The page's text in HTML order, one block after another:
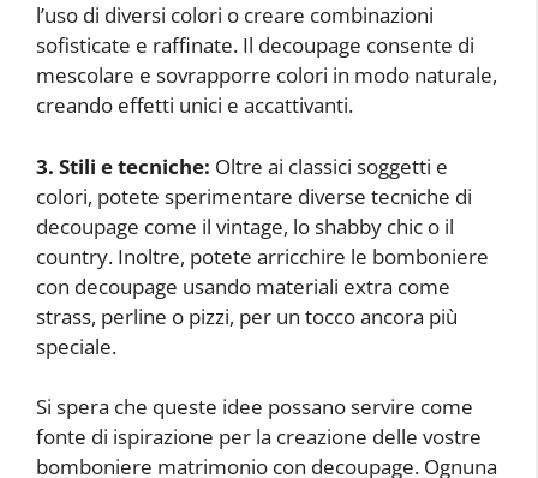
l’uso di diversi colori o creare combinazioni
sofisticate e raffinate. Il decoupage consente di
mescolare e sovrapporre colori in modo naturale,
creando effetti unici e accattivanti.
3. Stili e tecniche: Oltre ai classici soggetti e
colori, potete sperimentare diverse tecniche di
decoupage come il vintage, lo shabby chic o il
country. Inoltre, potete arricchire le bomboniere
con decoupage usando materiali extra come
strass, perline o pizzi, per un tocco ancora più
speciale.
Si spera che queste idee possano servire come
fonte di ispirazione per la creazione delle vostre
bomboniere matrimonio con decoupage. Ognuna